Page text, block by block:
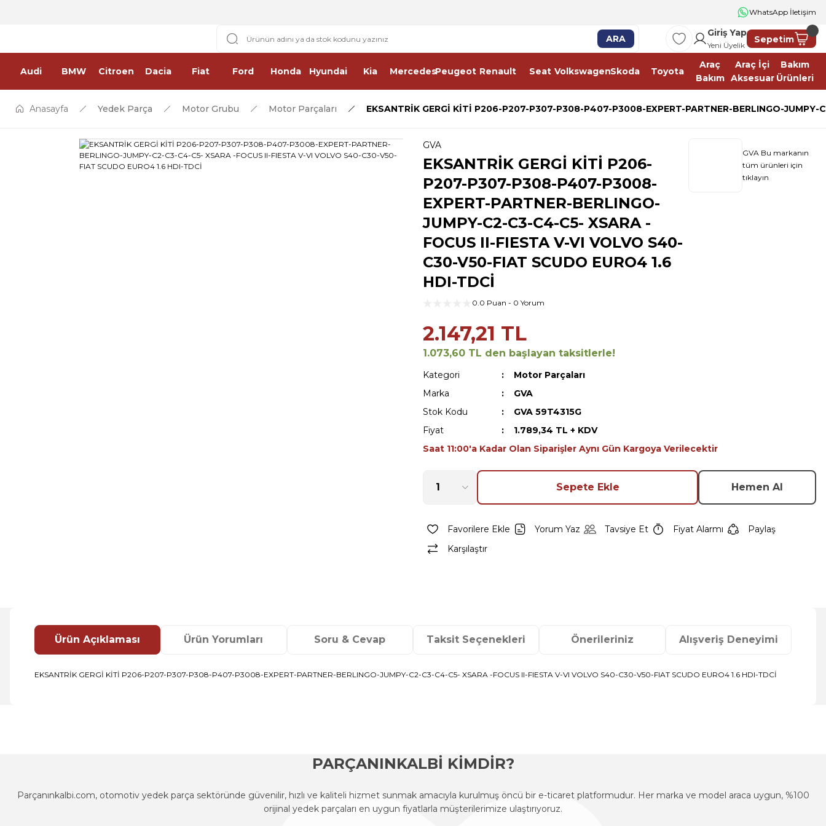
2500 TL ÜSTÜ ÜCRETSİZ KARGO
WhatsApp İletişim
ARA
Giriş Yap
Yeni Üyelik
Sepetim
Audi BMW Citroen Dacia Fiat Ford Honda Hyundai Kia MercedesPeugeot Renault Seat VolkswagenSkoda Toyota
Araç
Bakım
Araç İçi
Aksesuar
Bakım
Ürünleri
Anasayfa Yedek Parça Motor Grubu Motor Parçaları EKSANTRİK GERGİ KİTİ P206-P207-P307-P308-P407-P3008-EXPERT-PARTNER-BERLINGO-
GVA
EKSANTRİK GERGİ KİTİ P206-
P207-P307-P308-P407-P3008-
EXPERT-PARTNER-BERLINGO-
JUMPY-C2-C3-C4-C5- XSARA -
FOCUS II-FIESTA V-VI VOLVO S40-
C30-V50-FIAT SCUDO EURO4 1.6
HDI-TDCİ
GVA Bu markanın
tüm ürünleri için
tıklayın
0.0 Puan - 0 Yorum
2.147,21 TL
1.073,60 TL den başlayan taksitlerle!
Kategori
Motor Parçaları
Marka
GVA
Stok Kodu
GVA 59T4315G
Fiyat
1.789,34 TL + KDV
Saat 11:00'a Kadar Olan Siparişler Aynı Gün Kargoya Verilecektir
Sepete Ekle Hemen Al
Yorum Yaz Tavsiye Et Fiyat Alarmı
Paylaş
Karşılaştır
Ürün Açıklaması Ürün Yorumları Soru & Cevap Taksit Seçenekleri Önerileriniz Alışveriş Deneyimi
EKSANTRİK GERGİ KİTİ P206-P207-P307-P308-P407-P3008-EXPERT-PARTNER-BERLINGO-JUMPY-C2-C3-C4-C5- XSARA -FOCUS II-FIESTA V-VI VOLVO S40-C30-V50-FIAT SCUDO EURO4 1.6 HDI-TDCİ
Yorum Yaz
Soru Sor
Ürün fiyatı diğer sitelerden daha pahalı.
Deneyimini Paylaş
PARÇANINKALBİ KİMDİR?
Parçanınkalbi.com, otomotiv yedek parça sektöründe güvenilir, hızlı ve kaliteli hizmet sunmak amacıyla kurulmuş öncü bir e-ticaret platformudur. Her marka ve model araca uygun, %100
orijinal yedek parçaları en uygun fiyatlarla müşterilerimize ulaştırıyoruz.